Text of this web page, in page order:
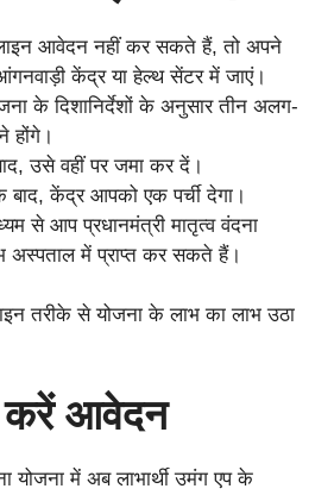
आवेदन नहीं कर सकते हैं, तो अपने
केंद्र या हेल्थ सेंटर में जाएं।
के दिशानिर्देशों के अनुसार तीन अलग-
होंगे।
उसे वहीं पर जमा कर दें।
केंद्र आपको एक पर्ची देगा।
से आप प्रधानमंत्री मातृत्व वंदना
अस्पताल में प्राप्त कर सकते हैं।
तरीके से योजना के लाभ का लाभ उठा
करें आवेदन
योजना में अब लाभार्थी उमंग एप के